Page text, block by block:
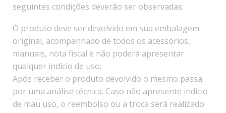
seguintes condições deverão ser observadas:
O produto deve ser devolvido em sua embalagem
original, acompanhado de todos os acessórios,
manuais, nota fiscal e não poderá apresentar
qualquer indício de uso;
Após receber o produto devolvido o mesmo passa
por uma análise técnica. Caso não apresente indicio
de mau uso, o reembolso ou a troca será realizado